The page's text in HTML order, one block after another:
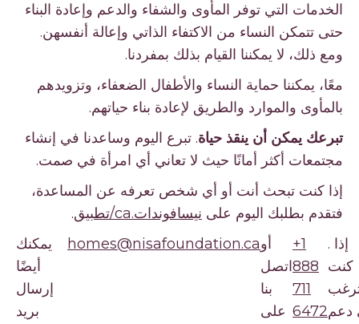
الخدمات التي توفر المأوى والشفاء والدعم وإعادة البناء
حتى تتمكن النساء من الاكتفاء الذاتي وإعالة أنفسهن.
ومع ذلك، لا يمكننا القيام بذلك بمفردنا.
معًا، يمكننا حماية النساء والأطفال الضعفاء، وتزويدهم
بالمأوى والموارد والطريق لإعادة بناء حياتهم.
تبرعك يمكن أن ينقذ حياة. تبرع اليوم وساعدنا في إنشاء
مجتمعات أكثر أمانًا حيث لا تعاني أي امرأة في صمت.
إذا كنت تبحث أنت أو أي شخص تعرفه عن المساعدة،
فتقدم بطلبك اليوم علىنيسافوندات.ca/تطبيق
.
يمكنك
أيضًا
إرسال
بريد
homes@nisafoundation.ca
اتصل
على
888
711
6472
. إذا